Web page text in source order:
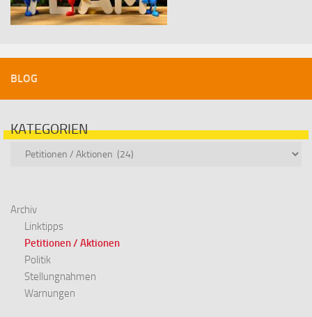
BLOG
KATEGORIEN
Kategorien
Archiv
Linktipps
Petitionen / Aktionen
Politik
Stellungnahmen
Warnungen